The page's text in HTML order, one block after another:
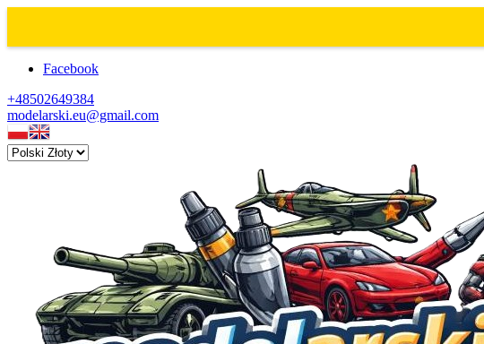
Facebook
+48502649384
modelarski.eu@gmail.com